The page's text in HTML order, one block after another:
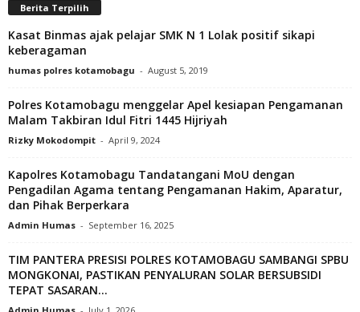
Berita Terpilih
Kasat Binmas ajak pelajar SMK N 1 Lolak positif sikapi
keberagaman
humas polres kotamobagu - August 5, 2019
Polres Kotamobagu menggelar Apel kesiapan Pengamanan
Malam Takbiran Idul Fitri 1445 Hijriyah
Rizky Mokodompit - April 9, 2024
Kapolres Kotamobagu Tandatangani MoU dengan
Pengadilan Agama tentang Pengamanan Hakim, Aparatur,
dan Pihak Berperkara
Admin Humas - September 16, 2025
‎TIM PANTERA PRESISI POLRES KOTAMOBAGU SAMBANGI SPBU
MONGKONAI, PASTIKAN PENYALURAN SOLAR BERSUBSIDI
TEPAT SASARAN...